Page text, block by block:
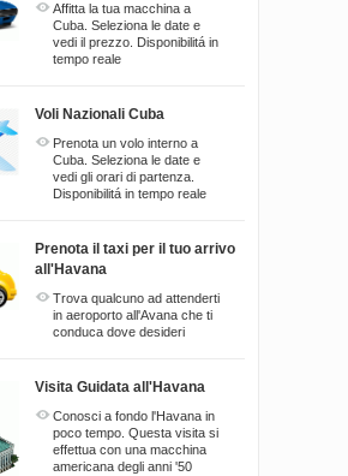
Affitta la tua macchina a
Cuba. Seleziona le date e
vedi il prezzo. Disponibilitá in
tempo reale
Voli Nazionali Cuba
Prenota un volo interno a
Cuba. Seleziona le date e
vedi gli orari di partenza.
Disponibilitá in tempo reale
Prenota il taxi per il tuo arrivo
all'Havana
Trova qualcuno ad attenderti
in aeroporto all'Avana che ti
conduca dove desideri
Visita Guidata all'Havana
Conosci a fondo l'Havana in
poco tempo. Questa visita si
effettua con una macchina
americana degli anni '50